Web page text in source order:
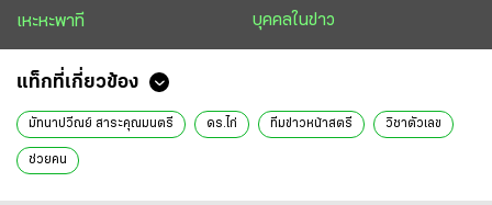
เหะหะพาที บุคคลในข่าว
แท็กที่เกี่ยวข้อง
มัทนาปวีณย์ สาระคุณมนตรี ดร.ไก่ ทีมข่าวหน้าสตรี วิชาตัวเลข
ช่วยคน